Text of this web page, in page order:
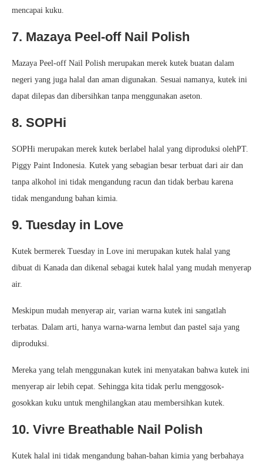
mencapai kuku.
7. Mazaya Peel-off Nail Polish
Mazaya Peel-off Nail Polish merupakan merek kutek buatan dalam
negeri yang juga halal dan aman digunakan. Sesuai namanya, kutek ini
dapat dilepas dan dibersihkan tanpa menggunakan aseton.
8. SOPHi
SOPHi merupakan merek kutek berlabel halal yang diproduksi olehPT.
Piggy Paint Indonesia. Kutek yang sebagian besar terbuat dari air dan
tanpa alkohol ini tidak mengandung racun dan tidak berbau karena
tidak mengandung bahan kimia.
9. Tuesday in Love
Kutek bermerek Tuesday in Love ini merupakan kutek halal yang
dibuat di Kanada dan dikenal sebagai kutek halal yang mudah menyerap
air.
Meskipun mudah menyerap air, varian warna kutek ini sangatlah
terbatas. Dalam arti, hanya warna-warna lembut dan pastel saja yang
diproduksi.
Mereka yang telah menggunakan kutek ini menyatakan bahwa kutek ini
menyerap air lebih cepat. Sehingga kita tidak perlu menggosok-
gosokkan kuku untuk menghilangkan atau membersihkan kutek.
10. Vivre Breathable Nail Polish
Kutek halal ini tidak mengandung bahan-bahan kimia yang berbahaya